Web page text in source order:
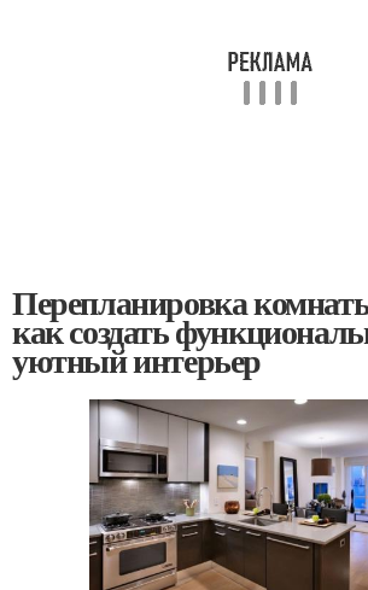
Перепланировка
как создать
уютный интерьер